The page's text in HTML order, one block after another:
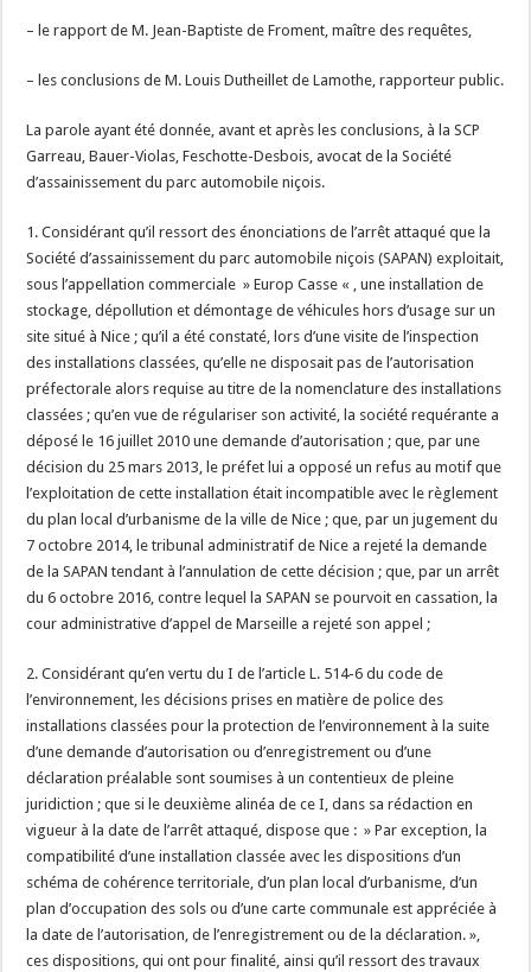
– le rapport de M. Jean-Baptiste de Froment, maître des requêtes,
– les conclusions de M. Louis Dutheillet de Lamothe, rapporteur public.
La parole ayant été donnée, avant et après les conclusions, à la SCP
Garreau, Bauer-Violas, Feschotte-Desbois, avocat de la Société
d’assainissement du parc automobile niçois.
1. Considérant qu’il ressort des énonciations de l’arrêt attaqué que la
Société d’assainissement du parc automobile niçois (SAPAN) exploitait,
sous l’appellation commerciale » Europ Casse « , une installation de
stockage, dépollution et démontage de véhicules hors d’usage sur un
site situé à Nice ; qu’il a été constaté, lors d’une visite de l’inspection
des installations classées, qu’elle ne disposait pas de l’autorisation
préfectorale alors requise au titre de la nomenclature des installations
classées ; qu’en vue de régulariser son activité, la société requérante a
déposé le 16 juillet 2010 une demande d’autorisation ; que, par une
décision du 25 mars 2013, le préfet lui a opposé un refus au motif que
l’exploitation de cette installation était incompatible avec le règlement
du plan local d’urbanisme de la ville de Nice ; que, par un jugement du
7 octobre 2014, le tribunal administratif de Nice a rejeté la demande
de la SAPAN tendant à l’annulation de cette décision ; que, par un arrêt
du 6 octobre 2016, contre lequel la SAPAN se pourvoit en cassation, la
cour administrative d’appel de Marseille a rejeté son appel ;
2. Considérant qu’en vertu du I de l’article L. 514-6 du code de
l’environnement, les décisions prises en matière de police des
installations classées pour la protection de l’environnement à la suite
d’une demande d’autorisation ou d’enregistrement ou d’une
déclaration préalable sont soumises à un contentieux de pleine
juridiction ; que si le deuxième alinéa de ce I, dans sa rédaction en
vigueur à la date de l’arrêt attaqué, dispose que : » Par exception, la
compatibilité d’une installation classée avec les dispositions d’un
schéma de cohérence territoriale, d’un plan local d’urbanisme, d’un
plan d’occupation des sols ou d’une carte communale est appréciée à
la date de l’autorisation, de l’enregistrement ou de la déclaration. »,
ces dispositions, qui ont pour finalité, ainsi qu’il ressort des travaux